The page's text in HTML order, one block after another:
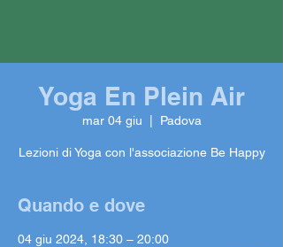
Yoga En Plein Air
mar 04 giu Padova
Lezioni di Yoga con l'associazione Be Happy
Quando e dove
04 giu 2024, 18:30 – 20:00